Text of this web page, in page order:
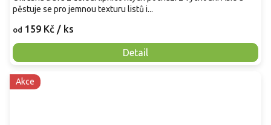
od 159 Kč / ks
Detail
pěstuje se pro jemnou texturu listů i...
Akce